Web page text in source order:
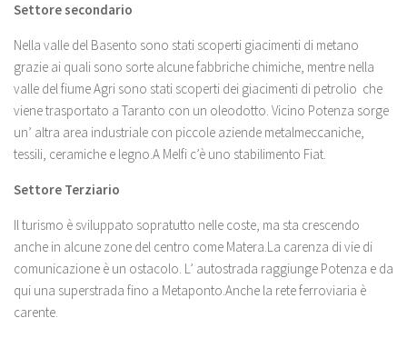
Settore secondario
Nella valle del Basento sono stati scoperti giacimenti di metano
grazie ai quali sono sorte alcune fabbriche chimiche, mentre nella
valle del fiume Agri sono stati scoperti dei giacimenti di petrolio che
viene trasportato a Taranto con un oleodotto. Vicino Potenza sorge
un’ altra area industriale con piccole aziende metalmeccaniche,
tessili, ceramiche e legno.A Melfi c’è uno stabilimento Fiat.
Settore Terziario
Il turismo è sviluppato sopratutto nelle coste, ma sta crescendo
anche in alcune zone del centro come Matera.La carenza di vie di
comunicazione è un ostacolo. L’ autostrada raggiunge Potenza e da
qui una superstrada fino a Metaponto.Anche la rete ferroviaria è
carente.